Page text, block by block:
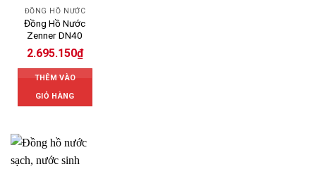
ĐỒNG HỒ NƯỚC
Đồng Hồ Nước
Zenner DN40
2.695.150₫
THÊM VÀO
GIỎ HÀNG